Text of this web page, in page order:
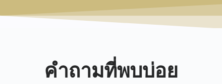
คำถามที่พบบ่อย